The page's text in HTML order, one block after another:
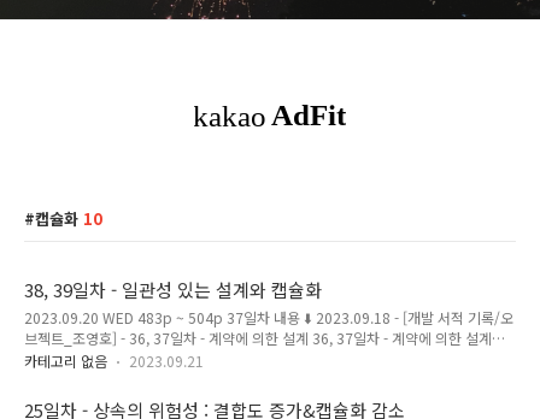
캡슐화 10
38, 39일차 - 일관성 있는 설계와 캡슐화
2023.09.20 WED 483p ~ 504p 37일차 내용 ⬇️ 2023.09.18 - [개발 서적 기록/오
브젝트_조영호] - 36, 37일차 - 계약에 의한 설계 36, 37일차 - 계약에 의한 설계
2023.09.18 MON 460p ~ 482p 35일차 내용 ⬇️ 2023.09.15 - [개발 서적 기록/오
LSP 35일차 - 상속의 목적 : 서브클래싱 & 서브타이 magenta-ming.tistory.com
카테고리 없음 2023.09.21
25일차 - 상속의 위험성 : 결합도 증가&캡슐화 감소